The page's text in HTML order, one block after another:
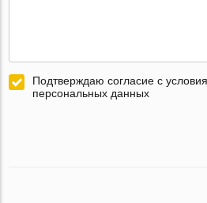
Подтверждаю согласие с
персональных данных